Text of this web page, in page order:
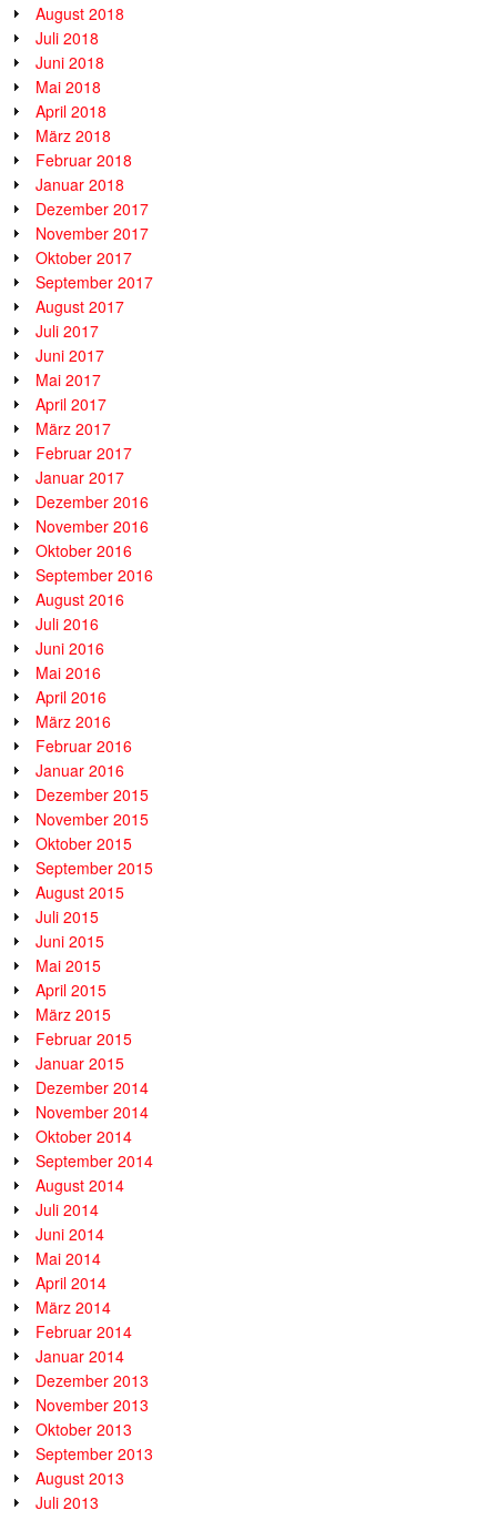
August 2018
Juli 2018
Juni 2018
Mai 2018
April 2018
März 2018
Februar 2018
Januar 2018
Dezember 2017
November 2017
Oktober 2017
September 2017
August 2017
Juli 2017
Juni 2017
Mai 2017
April 2017
März 2017
Februar 2017
Januar 2017
Dezember 2016
November 2016
Oktober 2016
September 2016
August 2016
Juli 2016
Juni 2016
Mai 2016
April 2016
März 2016
Februar 2016
Januar 2016
Dezember 2015
November 2015
Oktober 2015
September 2015
August 2015
Juli 2015
Juni 2015
Mai 2015
April 2015
März 2015
Februar 2015
Januar 2015
Dezember 2014
November 2014
Oktober 2014
September 2014
August 2014
Juli 2014
Juni 2014
Mai 2014
April 2014
März 2014
Februar 2014
Januar 2014
Dezember 2013
November 2013
Oktober 2013
September 2013
August 2013
Juli 2013